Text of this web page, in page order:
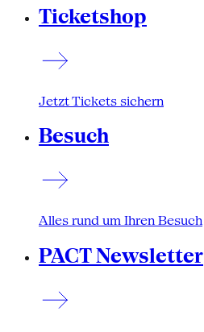
Ticketshop
Jetzt Tickets sichern
Besuch
Alles rund um Ihren Besuch
PACT Newsletter